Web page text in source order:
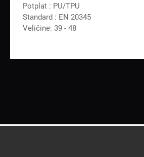
Potplat : PU/TPU
Standard : EN 20345
Veličine: 39 - 48